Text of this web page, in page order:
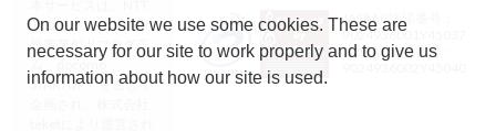
ドコモグループの新
規事業創出プログラ
ム「docomo
STARTUP」を通じて
JASRAC許諾番号：
9024936001Y45037
JASRAC許諾番号：
On our website we use some cookies. These are
necessary for our site to work properly and to give us
information about how our site is used.